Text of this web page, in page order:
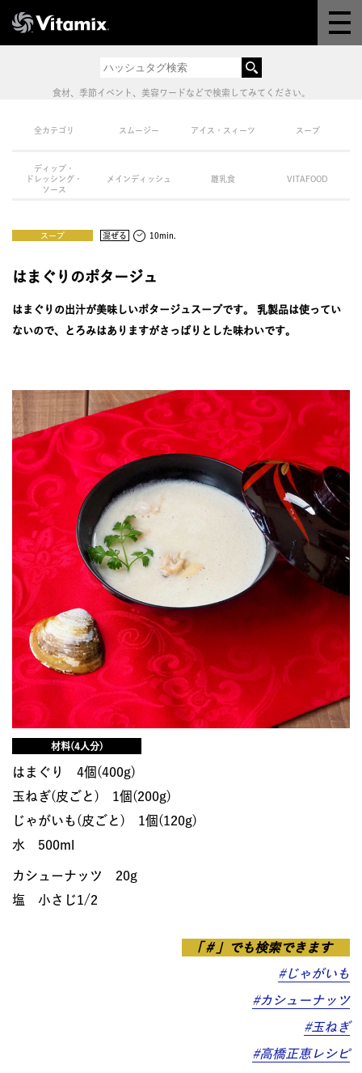
体験＆講座
8つの機能
オンラインストア
よくある質問
レビュー
食材、季節イベント、美容ワードなどで検索してみてください。
全カテゴリ スムージー アイス・スィーツ スープ
ディップ・
ドレッシング・
ソース
メインディッシュ 離乳食 VITAFOOD
スープ 混ぜる 10min.
はまぐりのポタージュ
はまぐりの出汁が美味しいポタージュスープです。 乳製品は使ってい
ないので、とろみはありますがさっぱりとした味わいです。
材料(4人分)
はまぐり 4個(400g)
玉ねぎ(皮ごと) 1個(200g)
じゃがいも(皮ごと) 1個(120g)
水 500ml
カシューナッツ 20g
塩 小さじ1/2
「＃」でも検索できます
#じゃがいも
#カシューナッツ
#玉ねぎ
#高橋正恵レシピ